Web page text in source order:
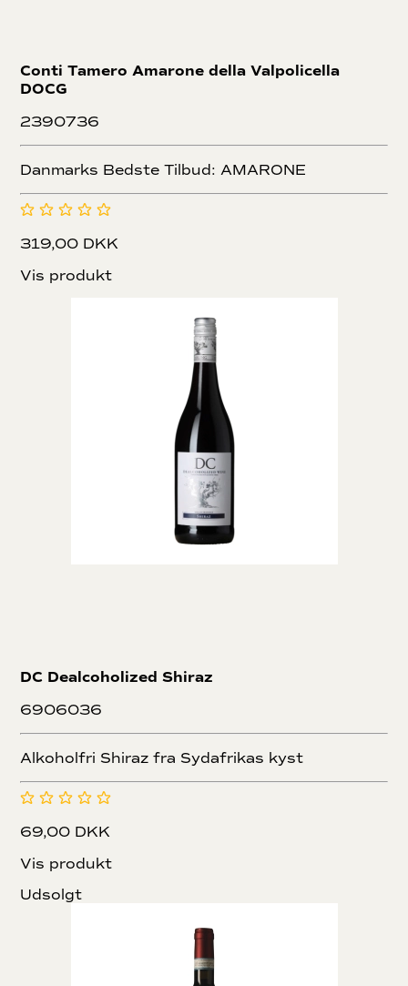
Conti Tamero Amarone della Valpolicella
DOCG
2390736
Danmarks Bedste Tilbud: AMARONE
319,00 DKK
Vis produkt
DC Dealcoholized Shiraz
6906036
Alkoholfri Shiraz fra Sydafrikas kyst
69,00 DKK
Vis produkt
Udsolgt